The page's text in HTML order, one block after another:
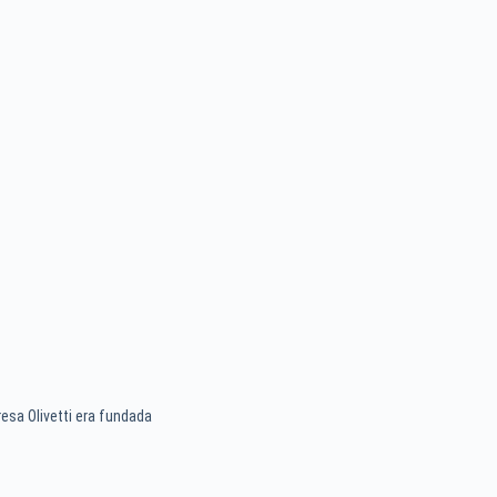
Olivetti era fundada